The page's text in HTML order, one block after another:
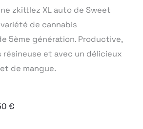
zkittlez XL auto de Sweet
de cannabis
5ème génération. Productive,
résineuse et avec un délicieux
de mangue.
€Plage